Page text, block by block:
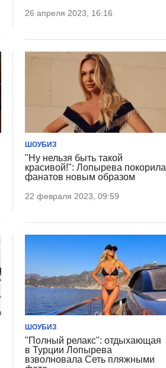
26 апреля 2023, 16:16
ШОУБИЗ
"Ну нельзя быть такой
красивой!": Лопырева покорила
фанатов новым образом
22 февраля 2023, 09:59
ШОУБИЗ
"Полный релакс": отдыхающая
в Турции Лопырева
взволновала Сеть пляжными